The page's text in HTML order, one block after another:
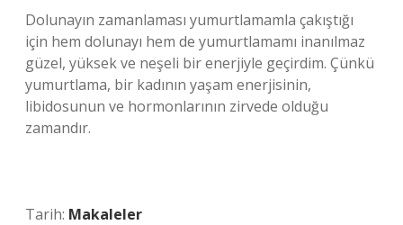
Dolunayın zamanlaması yumurtlamamla çakıştığı
için hem dolunayı hem de yumurtlamamı inanılmaz
güzel, yüksek ve neşeli bir enerjiyle geçirdim. Çünkü
yumurtlama, bir kadının yaşam enerjisinin,
libidosunun ve hormonlarının zirvede olduğu
zamandır.
Tarih: Makaleler